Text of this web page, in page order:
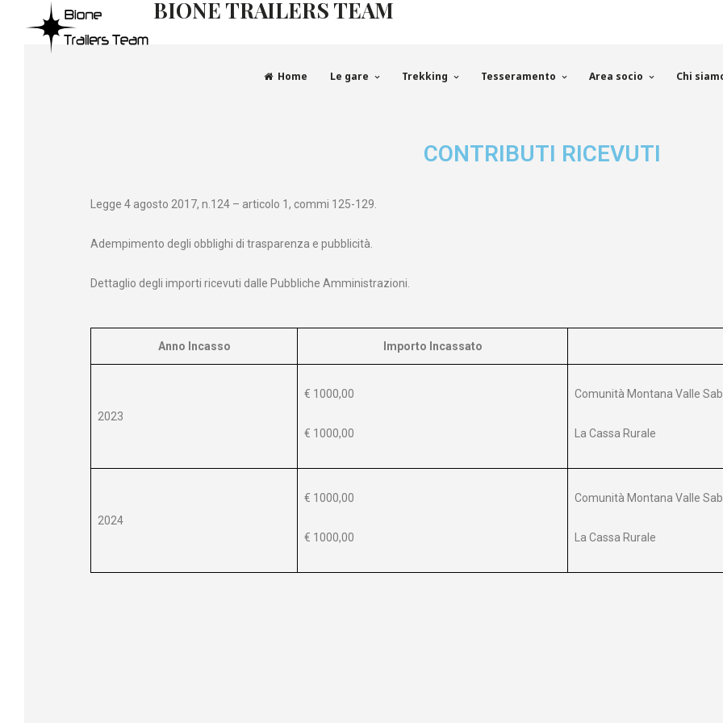
BIONE TRAILERS TEAM
Home Le gare Trekking Tesseramento Area socio Chi
CONTRIBUTI RICEVUTI
Legge 4 agosto 2017, n.124 – articolo 1, commi 125-129.
Adempimento degli obblighi di trasparenza e pubblicità.
Dettaglio degli importi ricevuti dalle Pubbliche Amministrazioni.
Anno Incasso Importo Incassato
2023
€ 1000,00
€ 1000,00
Comunità Montana Valle
La Cassa Rurale
2024
€ 1000,00
€ 1000,00
Comunità Montana Valle
La Cassa Rurale